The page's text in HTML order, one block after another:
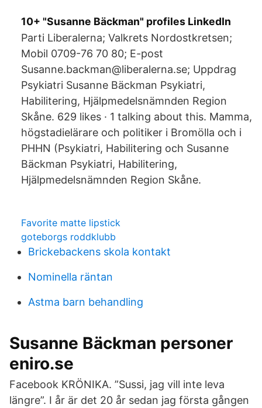
10+ "Susanne Bäckman" profiles LinkedIn
Parti Liberalerna; Valkrets Nordostkretsen;
Mobil 0709-76 70 80; E-post
Susanne.backman@liberalerna.se; Uppdrag
Psykiatri Susanne Bäckman Psykiatri,
Habilitering, Hjälpmedelsnämnden Region
Skåne. 629 likes · 1 talking about this. Mamma,
högstadielärare och politiker i Bromölla och i
PHHN (Psykiatri, Habilitering och Susanne
Bäckman Psykiatri, Habilitering,
Hjälpmedelsnämnden Region Skåne.
Favorite matte lipstick
goteborgs roddklubb
Brickebackens skola kontakt
Nominella räntan
Astma barn behandling
Susanne Bäckman personer
eniro.se
Facebook KRÖNIKA. ”Sussi, jag vill inte leva
längre”. I år är det 20 år sedan jag första gången